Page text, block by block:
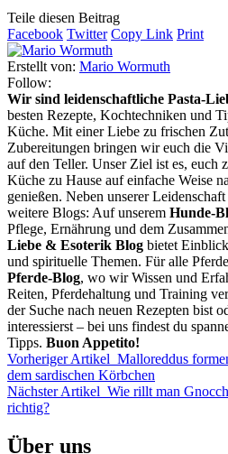
Teile diesen Beitrag
Facebook Twitter Copy Link Print
Erstellt von: Mario Wormuth
Follow:
Wir sind leidenschaftliche Pasta-
besten Rezepte, Kochtechniken und
Küche. Mit einer Liebe zu frischen
Zubereitungen bringen wir euch die
auf den Teller. Unser Ziel ist es, euch
Küche zu Hause auf einfache Weise
genießen. Neben unserer
weitere Blogs: Auf unserem Hunde-
Pflege, Ernährung und dem
Liebe & Esoterik Blog bietet
und spirituelle Themen. Für alle
Pferde-Blog, wo wir Wissen und
Reiten, Pferdehaltung und Training
der Suche nach neuen Rezepten bist
interessierst – bei uns findest du
Tipps. Buon Appetito!
Vorheriger Artikel Malloreddus
dem sardischen Körbchen
Nächster Artikel Wie rillt man
richtig?
Über uns